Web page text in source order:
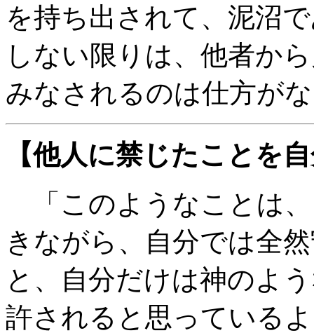
を持ち出されて、泥沼
しない限りは、他者か
みなされるのは仕方が
【他人に禁じたことを
「このようなことは
きながら、自分では全
と、自分だけは神のよ
許されると思っている